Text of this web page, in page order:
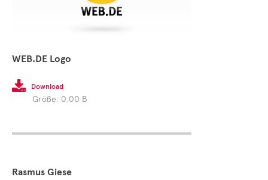
WEB.DE Logo
 Download
Größe: 0.00 B
Rasmus Giese